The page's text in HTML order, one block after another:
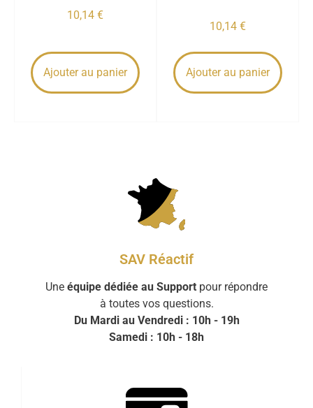
10,14 €
Ajouter au panier
10,14 €
Ajouter au panier
SAV Réactif
Une équipe dédiée au Support pour répondre
à toutes vos questions.
Du Mardi au Vendredi : 10h - 19h
Samedi : 10h - 18h